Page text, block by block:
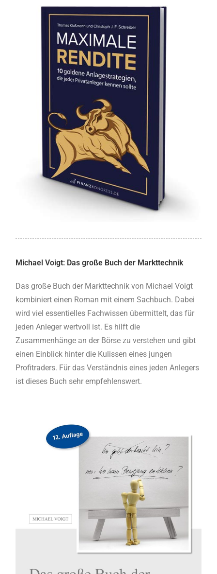
Michael Voigt: Das große Buch der Markttechnik
Das große Buch der Markttechnik von Michael Voigt
kombiniert einen Roman mit einem Sachbuch. Dabei
wird viel essentielles Fachwissen übermittelt, das für
jeden Anleger wertvoll ist. Es hilft die
Zusammenhänge an der Börse zu verstehen und gibt
einen Einblick hinter die Kulissen eines jungen
Profitraders. Für das Verständnis eines jeden Anlegers
ist dieses Buch sehr empfehlenswert.